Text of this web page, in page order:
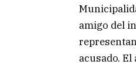
amigo del
acusado.